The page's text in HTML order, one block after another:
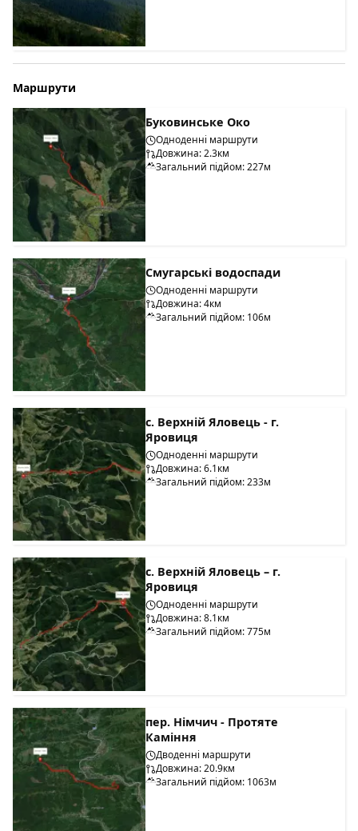
Маршрути
Буковинське Око
Одноденні маршрути
Довжина: 2.3км
Загальний підйом: 227м
Смугарські водоспади
Одноденні маршрути
Довжина: 4км
Загальний підйом: 106м
с. Верхній Яловець - г.
Яровиця
Одноденні маршрути
Довжина: 6.1км
Загальний підйом: 233м
с. Верхній Яловець – г.
Яровиця
Одноденні маршрути
Довжина: 8.1км
Загальний підйом: 775м
пер. Німчич - Протяте
Каміння
Дводенні маршрути
Довжина: 20.9км
Загальний підйом: 1063м